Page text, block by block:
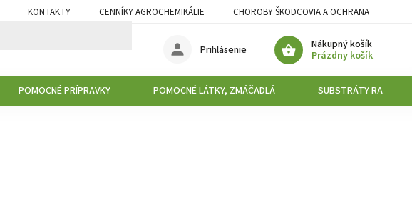
KONTAKTY CENNÍKY AGROCHEMIKÁLIE CHOROBY ŠKODCOVIA A OCHRANA
Nákupný košík
Prázdny košík
Prihlásenie
POMOCNÉ PRÍPRAVKY POMOCNÉ LÁTKY, ZMÁČADLÁ SUBSTRÁTY